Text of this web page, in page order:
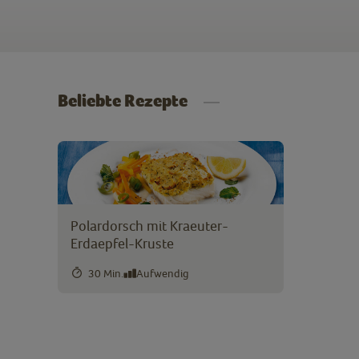
Beliebte Rezepte
Polardorsch mit Kraeuter-
Erdaepfel-Kruste
30 Min. Aufwendig